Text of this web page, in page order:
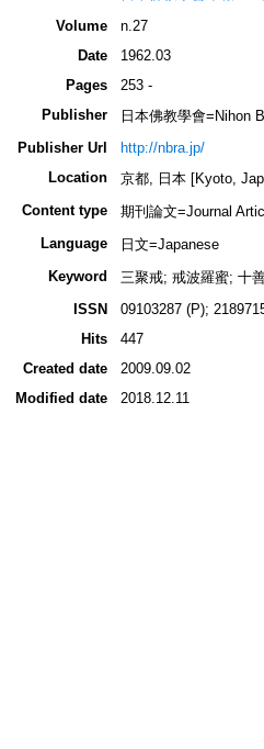
Volume
n.27
Date
1962.03
Pages
253 -
Publisher
日本佛教學會=Nihon
Publisher Url
http://nbra.jp/
Location
京都, 日本 [Kyoto,
Content type
期刊論文=Journal
Language
日文=Japanese
Keyword
三聚戒; 戒波羅蜜; 十
ISSN
09103287 (P);
Hits
447
Created date
2009.09.02
Modified date
2018.12.11